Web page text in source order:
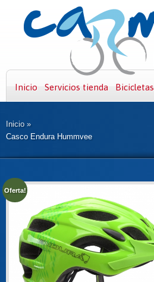
Inicio Servicios tienda Bicicletas
Inicio »
Casco Endura Hummvee
Oferta!